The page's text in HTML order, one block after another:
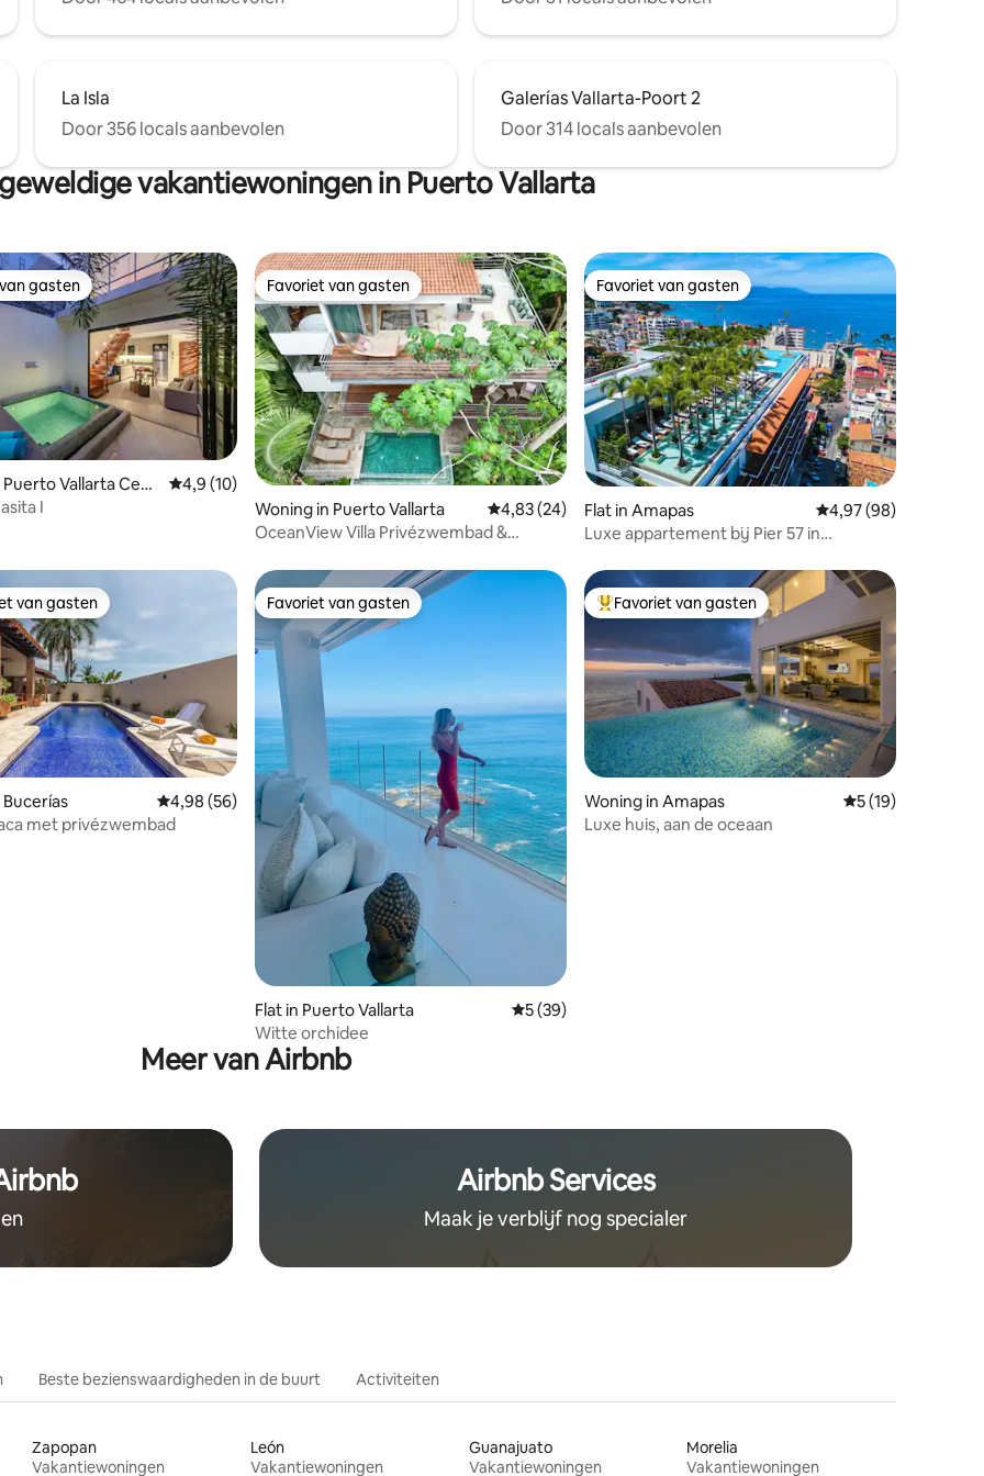
La Isla
Door 356 locals aanbevolen
Galerías Vallarta-Poort 2
Door 314 locals aanbevolen
vakantiewoningen in Puerto Vallarta
van 4,98 op 5, 57 recensies
gasten
gasten
Vallarta Cent
Gemiddelde beoordeling van 4,9 op 5, 10 recensies
4,9 (10)
I
Favoriet van gasten
Favoriet van gasten
Woning in Puerto Vallarta Gemiddelde beoordeling van 4,83 op 5, 24 recensies
4,83 (24)
OceanView Villa Privézwembad &
Favoriet van gasten
Favoriet van gasten
Flat in Amapas Gemiddelde
4,97 (98)
Luxe appartement bij Pier 57 in
van 5 op 5, 76 recensies
van gasten
van gasten
Gemiddelde beoordeling van 4,98 op 5, 56 recensies
4,98 (56)
met privézwembad
Favoriet van gasten
Favoriet van gasten
Flat in Puerto Vallarta Gemiddelde beoordeling van 5 op 5, 39 recensies
5 (39)
Witte orchidee
Topfavoriet van gasten
Favoriet van gasten
Woning in Amapas Gemiddelde
5 (19)
Luxe huis, aan de oceaan
Meer van Airbnb
Airbnb Services
Maak je verblijf nog specialer
Beste bezienswaardigheden in de buurt Activiteiten
Zapopan
Vakantiewoningen
León
Vakantiewoningen
Guanajuato
Vakantiewoningen
Morelia
Vakantiewoningen